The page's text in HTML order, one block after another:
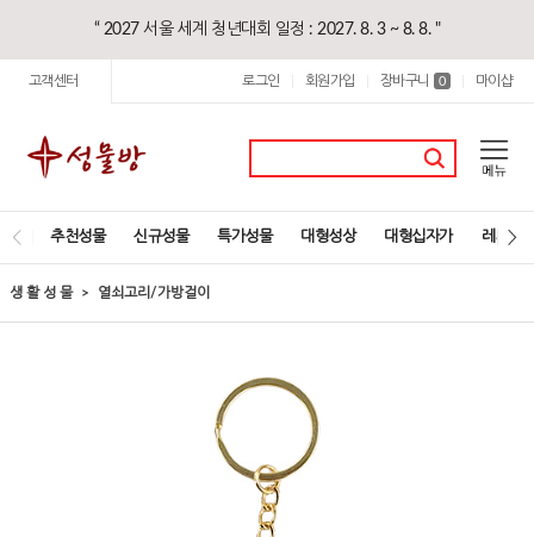
“ 2027 서울 세계 청년대회 일정 : 2027. 8. 3 ~ 8. 8. "
고객센터 로그인 회원가입 장바구니 0 마이샵
추천성물 신규성물 특가성물 대형성상 대형십자가 레지오
생 활 성 물 열쇠고리/가방걸이